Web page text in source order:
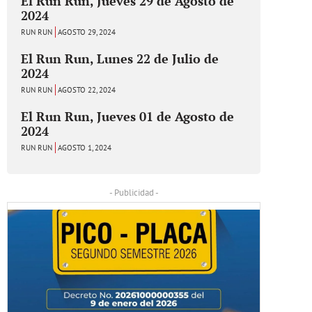
2024
RUN RUN AGOSTO 29, 2024
El Run Run, Lunes 22 de Julio de
2024
RUN RUN AGOSTO 22, 2024
El Run Run, Jueves 01 de Agosto de
2024
RUN RUN AGOSTO 1, 2024
- Publicidad -